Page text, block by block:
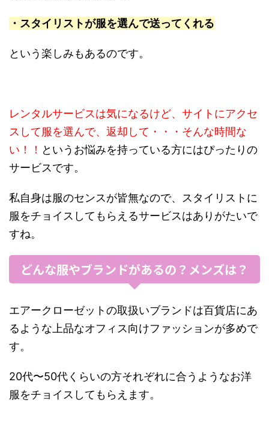
・スタイリストが服を選んで送ってくれる
という楽しみもあるのです。
レンタルサービスは気になるけど、サイトにアクセ
スして服を選んで、返却して・・・そんな時間な
い！！ というお悩みを持っている方にはぴったりの
サービスです。
私自身は服のセンスが皆無なので、スタイリストに
服をチョイスしてもらえるサービスはありがたいで
すね。
どんな服やブランドがあるの？メンズは？
エアークローゼットの取扱いブランドは百貨店にあ
るような上品なオフィス向けファッションが多めで
す。
20代〜50代くらいの方それぞれに合うようなお洋
服をチョイスしてもらえます。